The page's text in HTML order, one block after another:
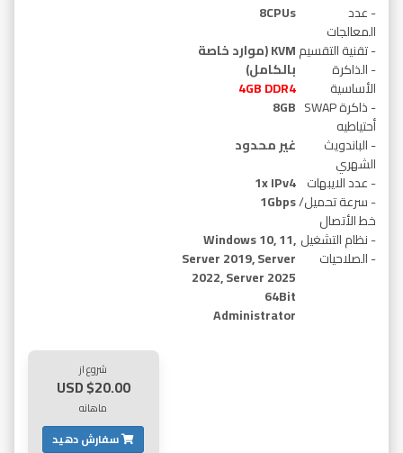
8CPUs
- عدد
المعالجات
KVM (موارد خاصة
بالكامل)
- تقنية التقسيم
4GB DDR4
- الذاكرة
الأساسية
8GB - ذاكرة SWAP
أحتياطيه
غير محدود
- الباندويث
الشهري
1x IPv4 - عدد الايبهات
1Gbps- سرعة تحميل/
خط الأتصال
Windows 10, 11,
Server 2019, Server
2022, Server 2025
64Bit
- نظام التشغيل
Administrator
- الصلاحيات
شروع از
$20.00 USD
ماهانه
سفارش دهید